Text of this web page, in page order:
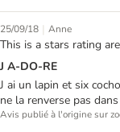
25/09/18 | Anne
This is a stars rating
J A-DO-RE
J ai un lapin et six
ne la renverse pas
Avis publié à l'origine sur